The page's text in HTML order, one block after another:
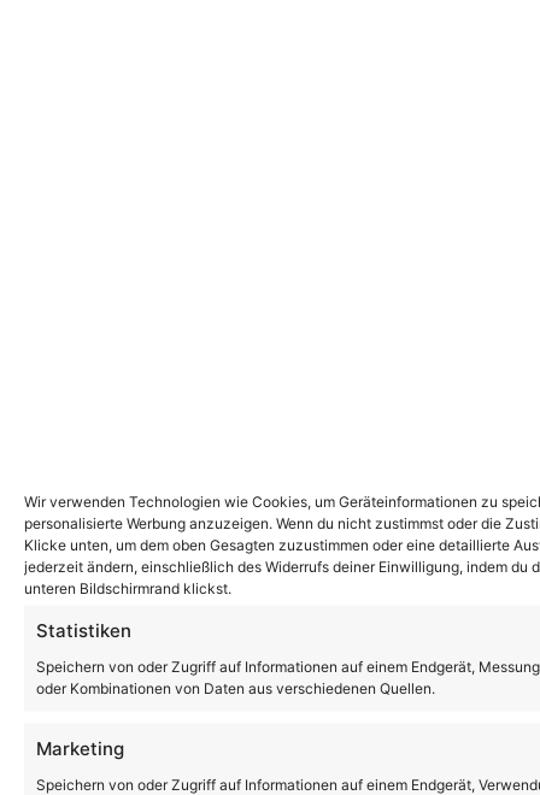
Wir verwenden Technologien wie Cookies, um Geräteinformationen zu
personalisierte Werbung anzuzeigen. Wenn du nicht zustimmst oder die
Klicke unten, um dem oben Gesagten zuzustimmen oder eine detaillierte
jederzeit ändern, einschließlich des Widerrufs deiner Einwilligung, indem
unteren Bildschirmrand klickst.
Statistiken
Speichern von oder Zugriff auf Informationen auf einem Endgerät,
oder Kombinationen von Daten aus verschiedenen Quellen.
Marketing
Speichern von oder Zugriff auf Informationen auf einem Endgerät,